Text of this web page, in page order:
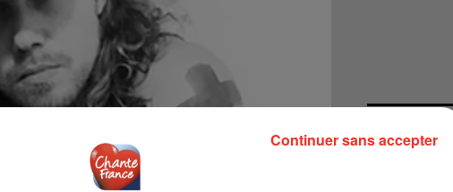
Continuer sans accepter